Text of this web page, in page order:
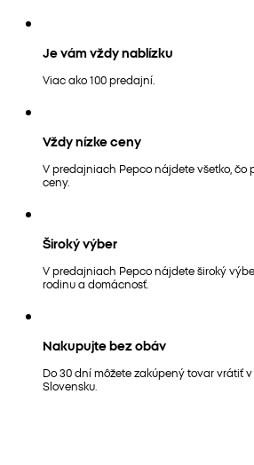
Je vám vždy nablízku
Viac ako 100 predajní.
Vždy nízke ceny
V predajniach Pepco nájdete všetko, čo
ceny.
Široký výber
V predajniach Pepco nájdete široký
rodinu a domácnosť.
Nakupujte bez obáv
Do 30 dní môžete zakúpený tovar vrátiť
Slovensku.